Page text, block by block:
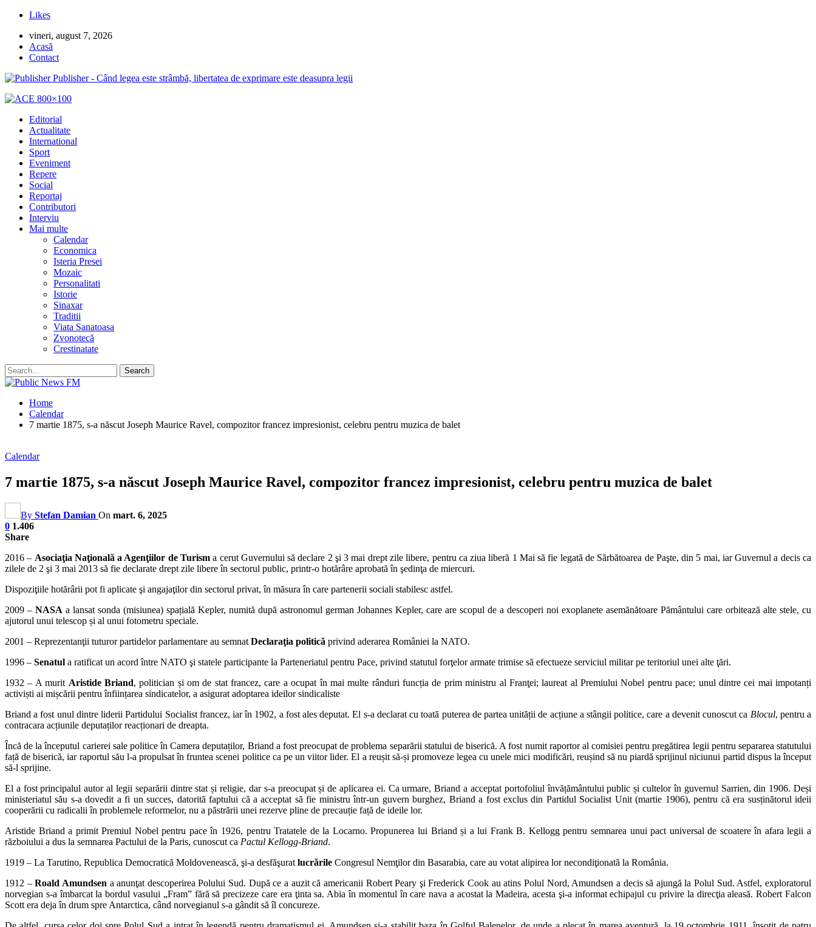
Likes
vineri, august 7, 2026
Acasă
Contact
Publisher - Când legea este strâmbă, libertatea de exprimare este deasupra legii
Editorial
Actualitate
International
Sport
Eveniment
Repere
Social
Reportaj
Contributori
Interviu
Mai multe
Calendar
Economica
Isteria Presei
Mozaic
Personalitati
Istorie
Sinaxar
Traditii
Viata Sanatoasa
Zvonotecă
Crestinatate
Home
Calendar
7 martie 1875, s-a născut Joseph Maurice Ravel, compozitor francez impresionist, celebru pentru muzica de balet
Calendar
7 martie 1875, s-a născut Joseph Maurice Ravel, compozitor francez impresionist, celebru pentru muzica de balet
By Stefan Damian On mart. 6, 2025
0 1.406
Share
2016 – Asociaţia Naţională a Agenţiilor de Turisma cerut Guvernului să declare 2 şi 3 mai drept zile libere, pentru ca ziua liberă 1 Mai să fie legată de Sărbătoarea de Paşte, din 5 mai, iar Guvernul a decis ca
zilele de 2 şi 3 mai 2013 să fie declarate drept zile libere în sectorul public, printr-o hotărâre aprobată în şedinţa de miercuri.
Dispoziţiile hotărârii pot fi aplicate şi angajaţilor din sectorul privat, în măsura în care partenerii sociali stabilesc astfel.
2009 – NASA a lansat sonda (misiunea) spațială Kepler, numită după astronomul german Johannes Kepler, care are scopul de a descoperi noi exoplanete asemănătoare Pământului care orbitează alte stele, cu
ajutorul unui telescop și al unui fotometru speciale.
2001 – Reprezentanţii tuturor partidelor parlamentare au semnat Declaraţia politică privind aderarea României la NATO.
1996 – Senatul a ratificat un acord între NATO şi statele participante la Parteneriatul pentru Pace, privind statutul forţelor armate trimise să efectueze serviciul militar pe teritoriul unei alte ţări.
1932 – A murit Aristide Briand, politician și om de stat francez, care a ocupat în mai multe rânduri funcția de prim ministru al Franţei; laureat al Premiului Nobel pentru pace; unul dintre cei mai impotanți
activiști ai mișcării pentru înființarea sindicatelor, a asigurat adoptarea ideilor sindicaliste
Briand a fost unul dintre liderii Partidului Socialist francez, iar în 1902, a fost ales deputat. El s-a declarat cu toată puterea de partea unității de acțiune a stângii politice, care a devenit cunoscut ca Blocul, pentru a
contracara acțiunile deputaților reacționari de dreapta.
Încă de la începutul carierei sale politice în Camera deputaților, Briand a fost preocupat de problema separării statului de biserică. A fost numit raportor al comisiei pentru pregătirea legii pentru separarea statutului
față de biserică, iar raportul său l-a propulsat în fruntea scenei politice ca pe un viitor lider. El a reușit să-și promoveze legea cu unele mici modificări, reușind să nu piardă sprijinul niciunui partid dispus la început
să-l sprijine.
El a fost principalul autor al legii separării dintre stat și religie, dar s-a preocupat și de aplicarea ei. Ca urmare, Briand a acceptat portofoliul învățământului public și cultelor în guvernul Sarrien, din 1906. Deși
ministeriatul său s-a dovedit a fi un succes, datorită faptului că a acceptat să fie ministru într-un guvern burghez, Briand a fost exclus din Partidul Socialist Unit (martie 1906), pentru că era susținătorul ideii
cooperării cu radicalii în problemele reformelor, nu a păstrării unei rezerve pline de precauție față de ideile lor.
Aristide Briand a primit Premiul Nobel pentru pace în 1926, pentru Tratatele de la Locarno. Propunerea lui Briand și a lui Frank B. Kellogg pentru semnarea unui pact universal de scoatere în afara legii a
războiului a dus la semnarea Pactului de la Paris, cunoscut ca Pactul Kellogg-Briand.
1919 – La Tarutino, Republica Democratică Moldovenească, şi-a desfăşurat lucrările Congresul Nemţilor din Basarabia, care au votat alipirea lor necondiţionată la România.
1912 –Roald Amundsen a anunţat descoperirea Polului Sud. După ce a auzit că americanii Robert Peary şi Frederick Cook au atins Polul Nord, Amundsen a decis să ajungă la Polul Sud. Astfel, exploratorul
norvegian s-a îmbarcat la bordul vasului „Fram” fără să precizeze care era ţinta sa. Abia în momentul în care nava a acostat la Madeira, acesta şi-a informat echipajul cu privire la direcţia aleasă. Robert Falcon
Scott era deja în drum spre Antarctica, când norvegianul s-a gândit să îl concureze.